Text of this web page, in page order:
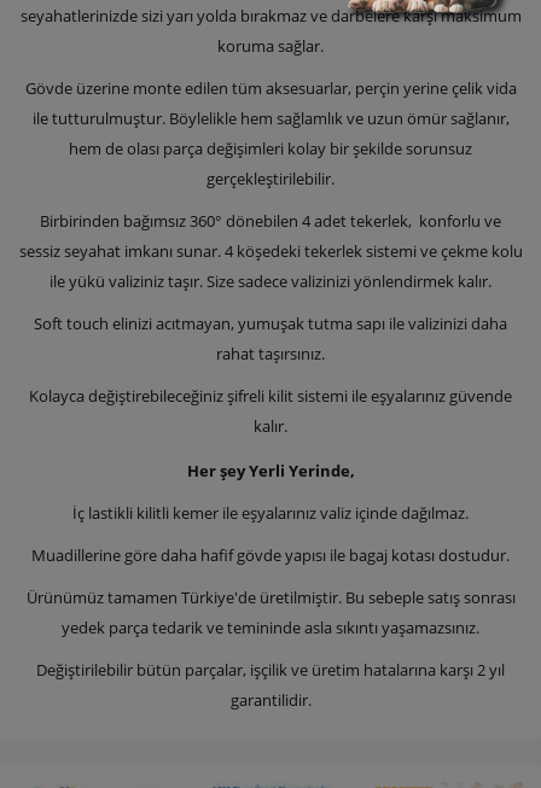
seyahatlerinizde sizi yarı yolda bırakmaz ve darbelere karşı maksimum
koruma sağlar.
Gövde üzerine monte edilen tüm aksesuarlar, perçin yerine çelik vida
ile tutturulmuştur. Böylelikle hem sağlamlık ve uzun ömür sağlanır,
hem de olası parça değişimleri kolay bir şekilde sorunsuz
gerçekleştirilebilir.
Birbirinden bağımsız 360° dönebilen 4 adet tekerlek, konforlu ve
sessiz seyahat imkanı sunar. 4 köşedeki tekerlek sistemi ve çekme kolu
ile yükü valiziniz taşır. Size sadece valizinizi yönlendirmek kalır.
Soft touch elinizi acıtmayan, yumuşak tutma sapı ile valizinizi daha
rahat taşırsınız.
Kolayca değiştirebileceğiniz şifreli kilit sistemi ile eşyalarınız güvende
kalır.
Her şey Yerli Yerinde,
İç lastikli kilitli kemer ile eşyalarınız valiz içinde dağılmaz.
Muadillerine göre daha hafif gövde yapısı ile bagaj kotası dostudur.
Ürünümüz tamamen Türkiye'de üretilmiştir. Bu sebeple satış sonrası
yedek parça tedarik ve temininde asla sıkıntı yaşamazsınız.
Değiştirilebilir bütün parçalar, işçilik ve üretim hatalarına karşı 2 yıl
garantilidir.